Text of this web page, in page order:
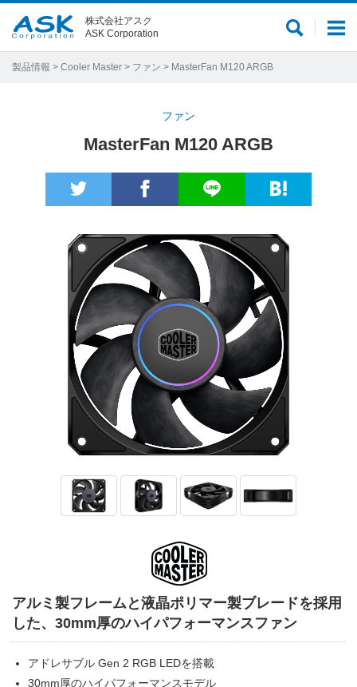
メ
サ
株式会社アスク
ASK Corporation
製品情報 > Cooler Master > ファン > MasterFan M120 ARGB
ファン
MasterFan M120 ARGB
アルミ製フレームと液晶ポリマー製ブレードを採用
した、30mm厚のハイパフォーマンスファン
アドレサブル Gen 2 RGB LEDを搭載
30mm厚のハイパフォーマンスモデル